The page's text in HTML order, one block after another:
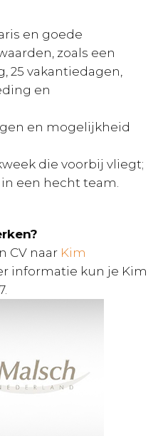
en goede
zoals een
25 vakantiedagen,
en
en mogelijkheid
die voorbij vliegt;
een hecht team.
CV naar Kim
informatie kun je Kim